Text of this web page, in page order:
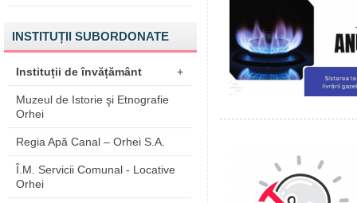
INSTITUȚII SUBORDONATE
Instituții de învățământ +
Muzeul de Istorie şi Etnografie
Orhei
Regia Apă Canal – Orhei S.A.
Î.M. Servicii Comunal - Locative
Orhei